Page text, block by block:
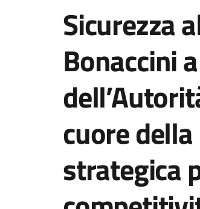
Sicurezza
Bonaccini
cuore
strategica